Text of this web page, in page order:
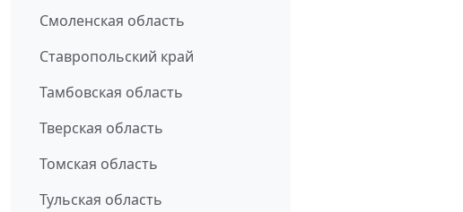
Смоленская область
Ставропольский край
Тамбовская область
Тверская область
Томская область
Тульская область